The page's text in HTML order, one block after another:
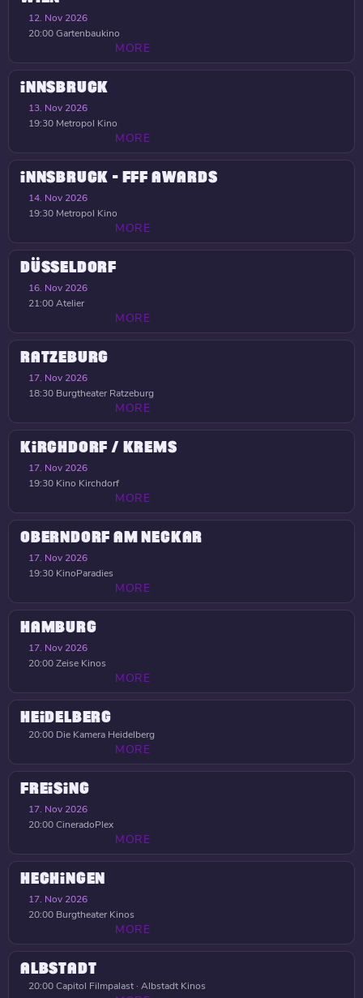
12. Nov 2026
20:00Gartenbaukino
MORE
INNSBRUCK
13. Nov 2026
19:30 Metropol Kino
MORE
INNSBRUCK - FFF AWARDS
14. Nov 2026
19:30 Metropol Kino
MORE
DÜSSELDORF
16. Nov 2026
21:00Atelier
MORE
RATZEBURG
17. Nov 2026
18:30 Burgtheater Ratzeburg
MORE
KIRCHDORF / KREMS
17. Nov 2026
19:30 Kino Kirchdorf
MORE
OBERNDORF AM NECKAR
17. Nov 2026
19:30 KinoParadies
MORE
HAMBURG
17. Nov 2026
20:00Zeise Kinos
MORE
HEIDELBERG
20:00 Die Kamera Heidelberg
MORE
FREISING
17. Nov 2026
20:00CineradoPlex
MORE
HECHINGEN
17. Nov 2026
20:00 Burgtheater Kinos
MORE
ALBSTADT
20:00Capitol Filmpalast · Albstadt Kinos